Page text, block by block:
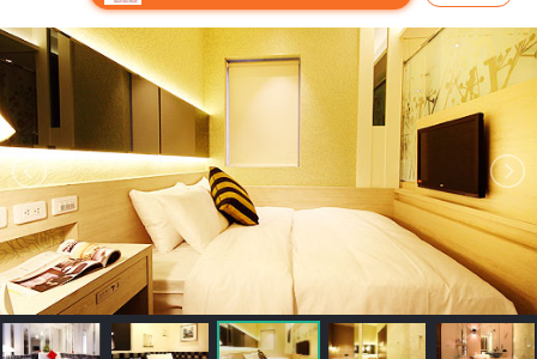
訂
房
直
接
跟
飯